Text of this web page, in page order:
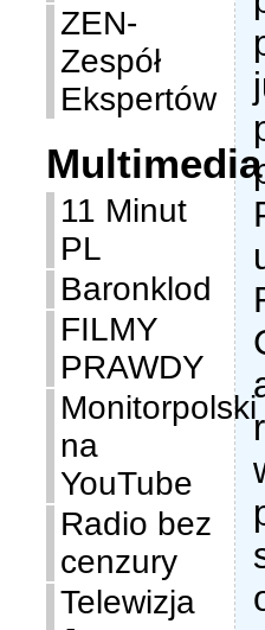
ZEN-
Zespół
Ekspertów
Multimedia
11 Minut
PL
Baronklod
FILMY
PRAWDY
Monitorpolski
na
YouTube
Radio bez
cenzury
Telewizja